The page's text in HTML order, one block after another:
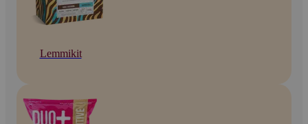
Lemmikit